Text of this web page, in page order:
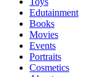
Edutainment
Books
Movies
Events
Portraits
Cosmetics